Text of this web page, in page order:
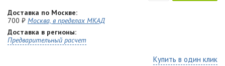
Доставка по Москве:
700 ₽ Москва, в пределах МКАД
Доставка в регионы:
Предварительный расчет
Купить в один клик